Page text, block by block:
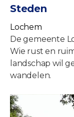
Steden
Lochem
De gemeente
Wie rust en
landschap wil
wandelen.